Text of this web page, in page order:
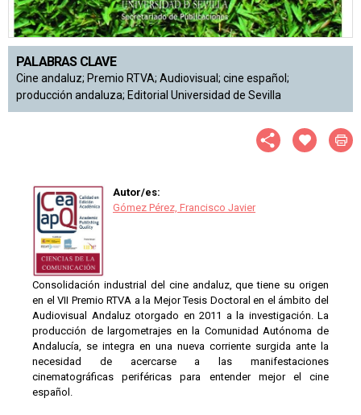
PALABRAS CLAVE
Cine andaluz; Premio RTVA; Audiovisual; cine español;
producción andaluza; Editorial Universidad de Sevilla
Autor/es:
Gómez Pérez, Francisco Javier
Consolidación industrial del cine andaluz, que tiene su origen
en el VII Premio RTVA a la Mejor Tesis Doctoral en el ámbito del
Audiovisual Andaluz otorgado en 2011 a la investigación. La
producción de largometrajes en la Comunidad Autónoma de
Andalucía, se integra en una nueva corriente surgida ante la
necesidad de acercarse a las manifestaciones
cinematográficas periféricas para entender mejor el cine
español.